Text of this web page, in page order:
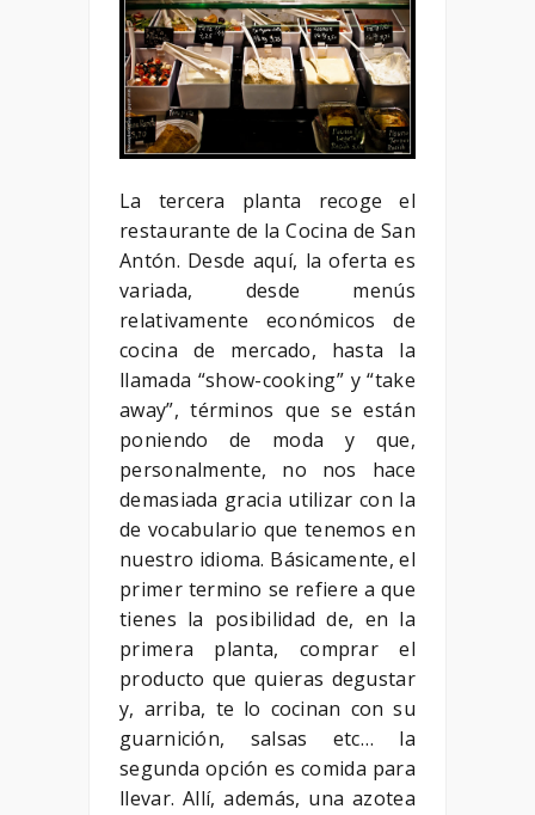
La tercera planta recoge el
restaurante de la Cocina de San
Antón. Desde aquí, la oferta es
variada, desde menús
relativamente económicos de
cocina de mercado, hasta la
llamada “show-cooking” y “take
away”, términos que se están
poniendo de moda y que,
personalmente, no nos hace
demasiada gracia utilizar con la
de vocabulario que tenemos en
nuestro idioma. Básicamente, el
primer termino se refiere a que
tienes la posibilidad de, en la
primera planta, comprar el
producto que quieras degustar
y, arriba, te lo cocinan con su
guarnición, salsas etc… la
segunda opción es comida para
llevar. Allí, además, una azotea